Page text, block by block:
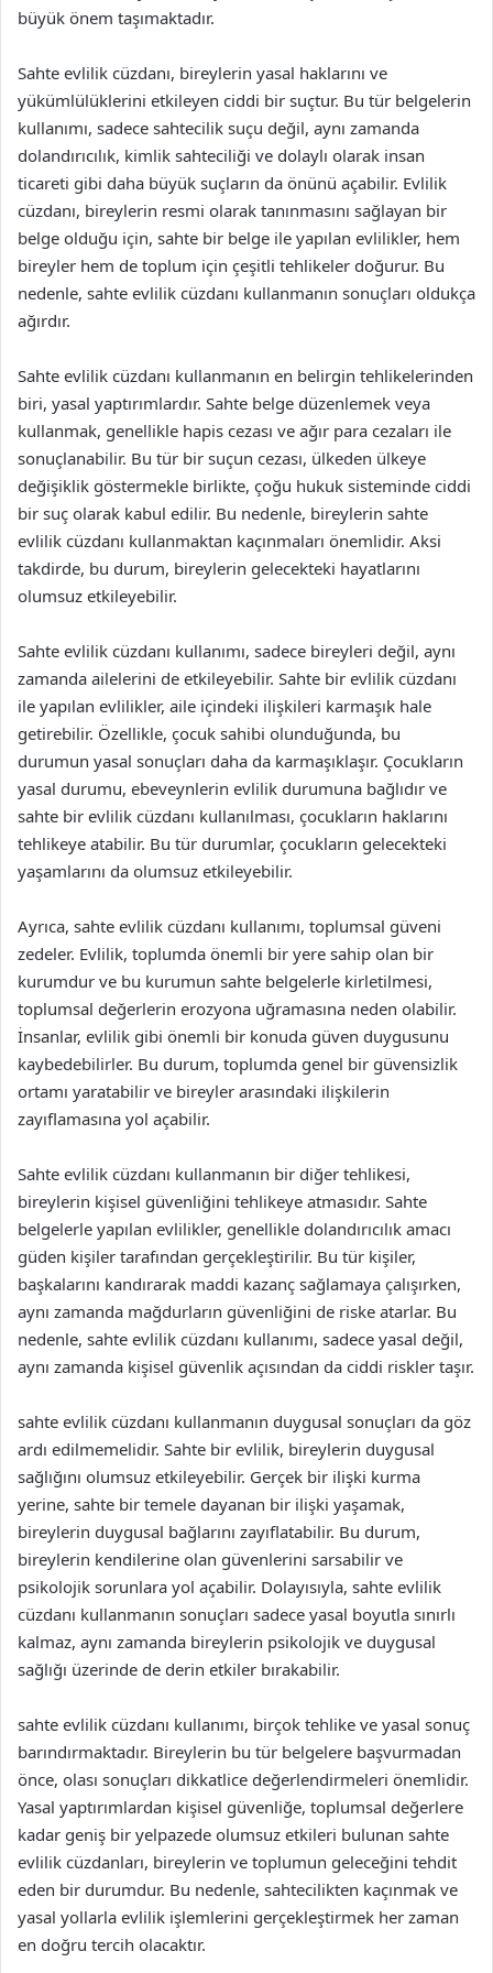
büyük önem taşımaktadır.
Sahte evlilik cüzdanı, bireylerin yasal haklarını ve
yükümlülüklerini etkileyen ciddi bir suçtur. Bu tür belgelerin
kullanımı, sadece sahtecilik suçu değil, aynı zamanda
dolandırıcılık, kimlik sahteciliği ve dolaylı olarak insan
ticareti gibi daha büyük suçların da önünü açabilir. Evlilik
cüzdanı, bireylerin resmi olarak tanınmasını sağlayan bir
belge olduğu için, sahte bir belge ile yapılan evlilikler, hem
bireyler hem de toplum için çeşitli tehlikeler doğurur. Bu
nedenle, sahte evlilik cüzdanı kullanmanın sonuçları oldukça
ağırdır.
Sahte evlilik cüzdanı kullanmanın en belirgin tehlikelerinden
biri, yasal yaptırımlardır. Sahte belge düzenlemek veya
kullanmak, genellikle hapis cezası ve ağır para cezaları ile
sonuçlanabilir. Bu tür bir suçun cezası, ülkeden ülkeye
değişiklik göstermekle birlikte, çoğu hukuk sisteminde ciddi
bir suç olarak kabul edilir. Bu nedenle, bireylerin sahte
evlilik cüzdanı kullanmaktan kaçınmaları önemlidir. Aksi
takdirde, bu durum, bireylerin gelecekteki hayatlarını
olumsuz etkileyebilir.
Sahte evlilik cüzdanı kullanımı, sadece bireyleri değil, aynı
zamanda ailelerini de etkileyebilir. Sahte bir evlilik cüzdanı
ile yapılan evlilikler, aile içindeki ilişkileri karmaşık hale
getirebilir. Özellikle, çocuk sahibi olunduğunda, bu
durumun yasal sonuçları daha da karmaşıklaşır. Çocukların
yasal durumu, ebeveynlerin evlilik durumuna bağlıdır ve
sahte bir evlilik cüzdanı kullanılması, çocukların haklarını
tehlikeye atabilir. Bu tür durumlar, çocukların gelecekteki
yaşamlarını da olumsuz etkileyebilir.
Ayrıca, sahte evlilik cüzdanı kullanımı, toplumsal güveni
zedeler. Evlilik, toplumda önemli bir yere sahip olan bir
kurumdur ve bu kurumun sahte belgelerle kirletilmesi,
toplumsal değerlerin erozyona uğramasına neden olabilir.
İnsanlar, evlilik gibi önemli bir konuda güven duygusunu
kaybedebilirler. Bu durum, toplumda genel bir güvensizlik
ortamı yaratabilir ve bireyler arasındaki ilişkilerin
zayıflamasına yol açabilir.
Sahte evlilik cüzdanı kullanmanın bir diğer tehlikesi,
bireylerin kişisel güvenliğini tehlikeye atmasıdır. Sahte
belgelerle yapılan evlilikler, genellikle dolandırıcılık amacı
güden kişiler tarafından gerçekleştirilir. Bu tür kişiler,
başkalarını kandırarak maddi kazanç sağlamaya çalışırken,
aynı zamanda mağdurların güvenliğini de riske atarlar. Bu
nedenle, sahte evlilik cüzdanı kullanımı, sadece yasal değil,
aynı zamanda kişisel güvenlik açısından da ciddi riskler taşır.
sahte evlilik cüzdanı kullanmanın duygusal sonuçları da göz
ardı edilmemelidir. Sahte bir evlilik, bireylerin duygusal
sağlığını olumsuz etkileyebilir. Gerçek bir ilişki kurma
yerine, sahte bir temele dayanan bir ilişki yaşamak,
bireylerin duygusal bağlarını zayıflatabilir. Bu durum,
bireylerin kendilerine olan güvenlerini sarsabilir ve
psikolojik sorunlara yol açabilir. Dolayısıyla, sahte evlilik
cüzdanı kullanmanın sonuçları sadece yasal boyutla sınırlı
kalmaz, aynı zamanda bireylerin psikolojik ve duygusal
sağlığı üzerinde de derin etkiler bırakabilir.
sahte evlilik cüzdanı kullanımı, birçok tehlike ve yasal sonuç
barındırmaktadır. Bireylerin bu tür belgelere başvurmadan
önce, olası sonuçları dikkatlice değerlendirmeleri önemlidir.
Yasal yaptırımlardan kişisel güvenliğe, toplumsal değerlere
kadar geniş bir yelpazede olumsuz etkileri bulunan sahte
evlilik cüzdanları, bireylerin ve toplumun geleceğini tehdit
eden bir durumdur. Bu nedenle, sahtecilikten kaçınmak ve
yasal yollarla evlilik işlemlerini gerçekleştirmek her zaman
en doğru tercih olacaktır.